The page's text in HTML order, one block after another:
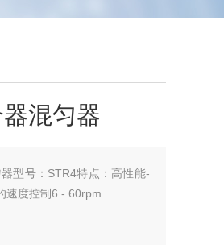
混匀器
型号：STR4特点：高性能-
速度控制6 - 60rpm